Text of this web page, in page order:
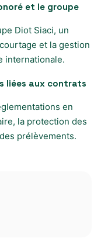
et le groupe
Diot Siaci, un
et la gestion
internationale.
liées aux contrats
en
la protection des
prélèvements.